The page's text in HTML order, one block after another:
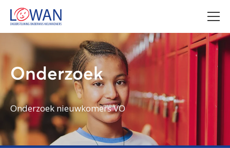
Onderzoek
Onderzoek nieuwkomers VO